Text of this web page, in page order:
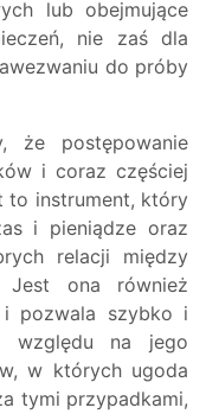
lub obejmujące
nie zaś dla
do próby
że postępowanie
i coraz częściej
to instrument, który
i pieniądze oraz
relacji między
Jest ona również
i pozwala szybko i
względu na jego
w których ugoda
tymi przypadkami,